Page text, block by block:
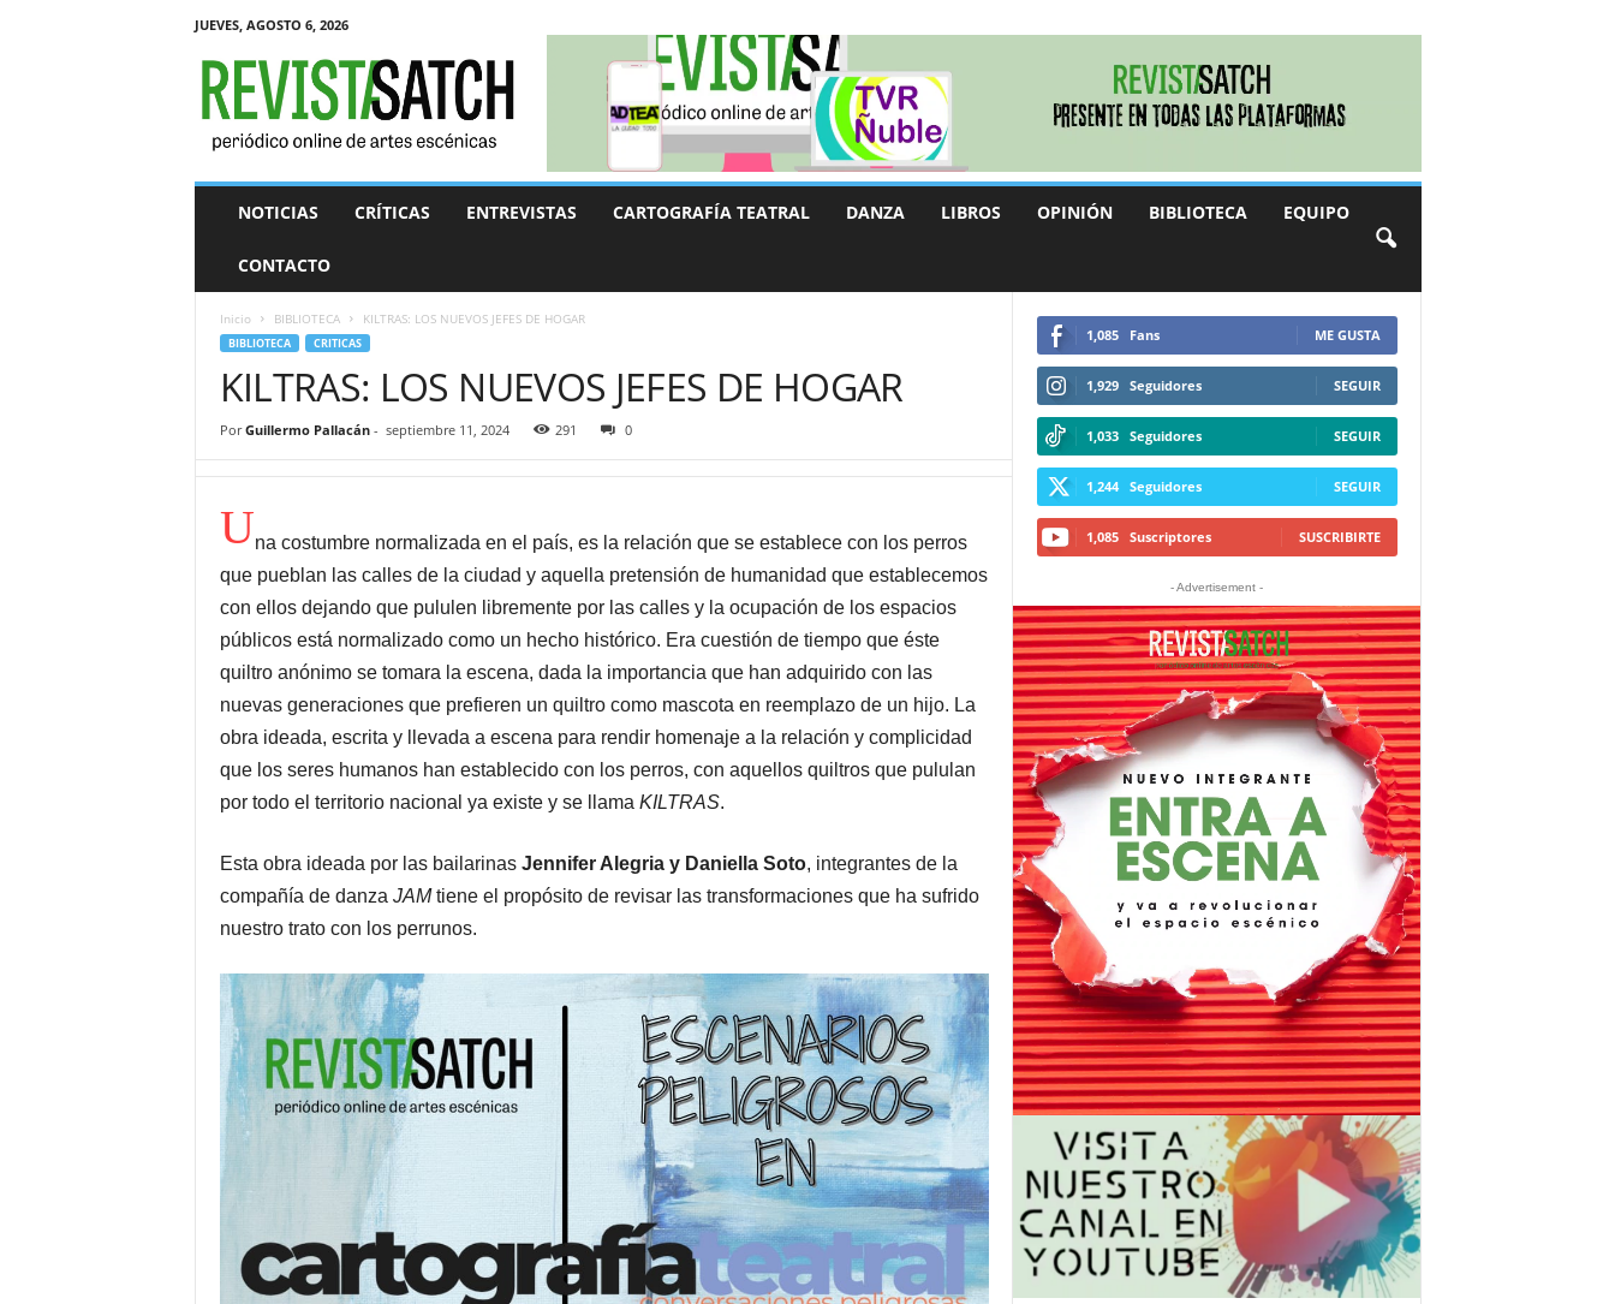
JUEVES, AGOSTO 6, 2026
NOTICIAS CRÍTICAS ENTREVISTAS CARTOGRAFÍA TEATRAL DANZA LIBROS OPINIÓN BIBLIOTECA EQUIPO
CONTACTO
Inicio BIBLIOTECA KILTRAS: LOS NUEVOS JEFES DE HOGAR
BIBLIOTECA CRITICAS
KILTRAS: LOS NUEVOS JEFES DE HOGAR
Por Guillermo Pallacán- septiembre 11, 2024 291 0
Una costumbre normalizada en el país, es la relación que se establece con los perros
que pueblan las calles de la ciudad y aquella pretensión de humanidad que establecemos
con ellos dejando que pululen libremente por las calles y la ocupación de los espacios
públicos está normalizado como un hecho histórico. Era cuestión de tiempo que éste
quiltro anónimo se tomara la escena, dada la importancia que han adquirido con las
nuevas generaciones que prefieren un quiltro como mascota en reemplazo de un hijo. La
obra ideada, escrita y llevada a escena para rendir homenaje a la relación y complicidad
que los seres humanos han establecido con los perros, con aquellos quiltros que pululan
por todo el territorio nacional ya existe y se llama KILTRAS.
Esta obra ideada por las bailarinas Jennifer Alegria y Daniella Soto, integrantes de la
compañía de danza JAMtiene el propósito de revisar las transformaciones que ha sufrido
nuestro trato con los perrunos.
1,085 Fans ME GUSTA
1,929 Seguidores SEGUIR
1,033 Seguidores SEGUIR
1,244 Seguidores SEGUIR
1,085 Suscriptores SUSCRIBIRTE
- Advertisement -